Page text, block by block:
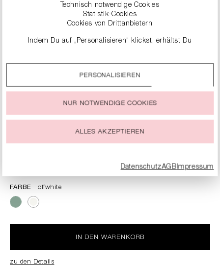
FARBE offwhite
IN DEN WARENKORB
zu den Details
Technisch notwendige Cookies
Statistik-Cookies
Cookies von Drittanbietern
Indem Du auf „Personalisieren“ klickst, erhältst Du
Durch einen Klick auf das Auswahlfeld „Alle akzeptieren“
stimmst Du der Verwendung aller Cookies zu, die unter
jeder Zeit ändern oder widerrufen.
PERSONALISIEREN
NUR NOTWENDIGE COOKIES
ALLES AKZEPTIEREN
DatenschutzAGBImpressum